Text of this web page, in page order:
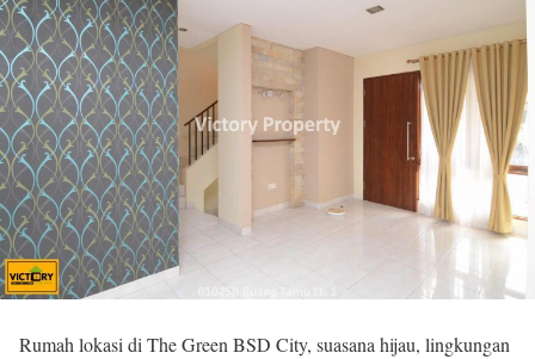
Rumah lokasi di The Green BSD City, suasana hijau, lingkungan